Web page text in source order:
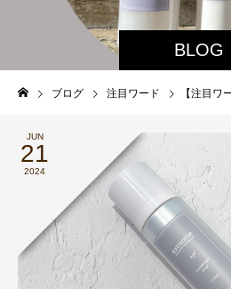
BLOG
ブログ 注目ワード 【注目ワ
JUN
21
2024